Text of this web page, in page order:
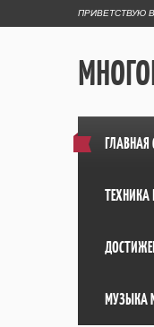
ПРИВЕТСТВУЮ
ГЛАВНАЯ
ТЕХНИКА
МУЗЫКА